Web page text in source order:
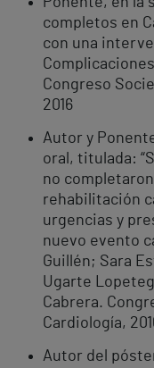
completos en
con una
Congreso
2016
Autor y
oral, titulada:
no
rehabilitación
urgencias y
nuevo evento
Guillén; Sara
Ugarte
Cabrera.
Cardiología,
Autor del